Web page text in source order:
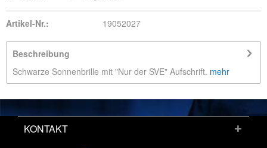
Artikel-Nr.: 19052027
Beschreibung
Schwarze Sonnenbrille mit "Nur der SVE" Aufschrift. mehr
KONTAKT